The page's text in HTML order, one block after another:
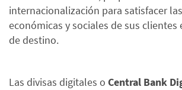
internacionalización para satisfacer
económicas y sociales de sus clientes
de destino.
Las divisas digitales o Central Bank